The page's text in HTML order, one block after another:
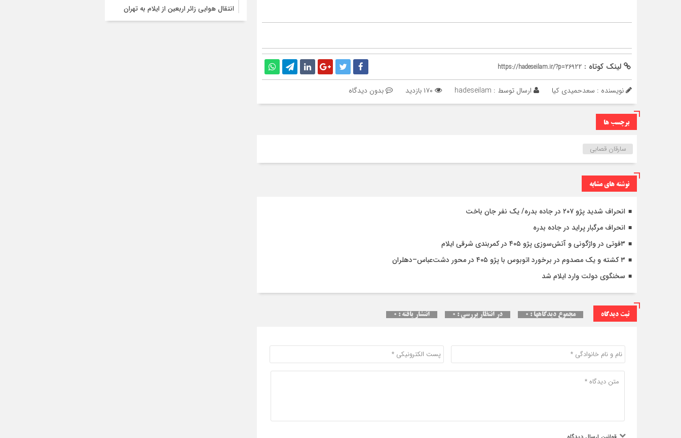
لینک کوتاه : https://hadeseilam.ir/?p=26922
نویسنده : سعدحمیدی کیا ارسال توسط : hadeseilam بدون دیدگاه
برچسب ها
سارقان قصابی
نوشته های مشابه
انحراف شدید پژو ۲۰۷ در جاده بدره/ یک نفر جان باخت
انحراف مرگبار پراید در جاده بدره
۳فوتی در واژگونی و آتش‌سوزی پژو ۴۰۵ در کمربندی شرقی ایلام
۳ کشته و یک مصدوم در برخورد اتوبوس با پژو ۴۰۵ در محور دشت‌عباس–دهلران
سخنگوی دولت وارد ایلام شد
ثبت دیدگاه مجموع دیدگاهها : ۰ در انتظار بررسی : ۰ انتشار یافته : ۰
انتقال هوایی زائر اربعین از ایلام به تهران
۱ هفته قبل